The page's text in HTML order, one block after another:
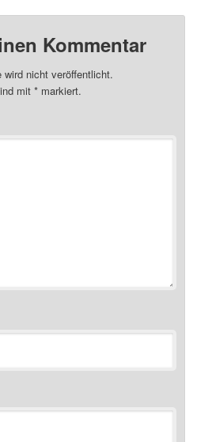
Kommentar
wird nicht veröffentlicht.
mit* markiert.